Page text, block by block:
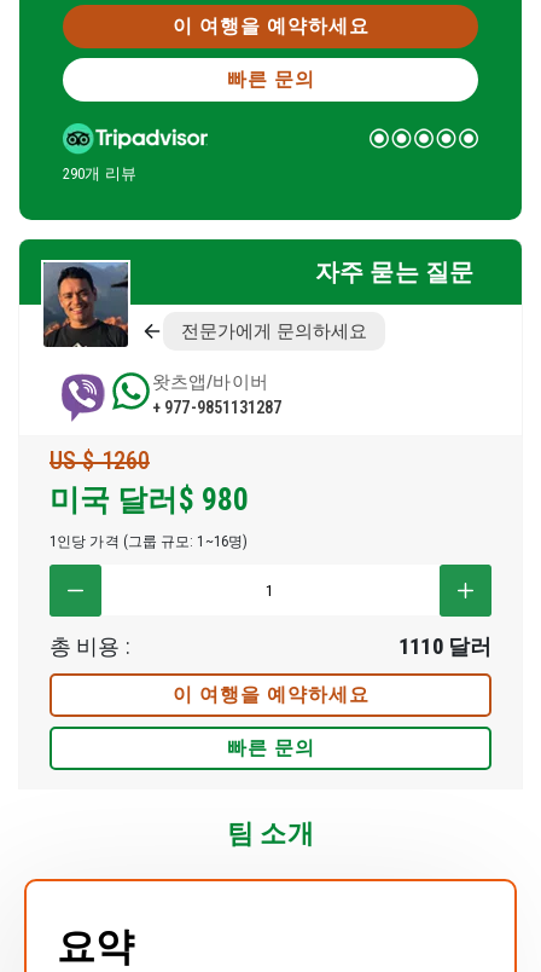
이 여행을 예약하세요
빠른 문의
290개 리뷰
자주 묻는 질문
전문가에게 문의하세요
왓츠앱/바이버
+ 977-9851131287
US $ 1260
미국 달러$ 980
1인당 가격 (그룹 규모: 1~16명)
총 비용 : 1110달러
이 여행을 예약하세요
빠른 문의
팀 소개
요약